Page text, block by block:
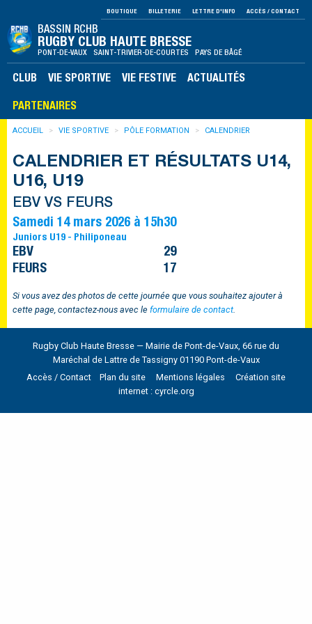
BOUTIQUE BILLETERIE LETTRE D'INFO ACCÈS / CONTACT
BASSIN RCHB
RUGBY CLUB HAUTE BRESSE
PONT-DE-VAUX SAINT-TRIVIER-DE-COURTES PAYS DE BÂGÉ
CLUB VIE SPORTIVE VIE FESTIVE ACTUALITÉS
PARTENAIRES
ACCUEIL VIE SPORTIVE PÔLE FORMATION CALENDRIER
CALENDRIER ET RÉSULTATS U14,
U16, U19
EBV VS FEURS
Samedi 14 mars 2026 à 15h30
Juniors U19 - Philiponeau
EBV
29
FEURS
17
Si vous avez des photos de cette journée que vous souhaitez ajouter à
cette page, contactez-nous avec le formulaire de contact
Rugby Club Haute Bresse — Mairie de Pont-de-Vaux, 66 rue du
Maréchal de Lattre de Tassigny 01190 Pont-de-Vaux
Accès / Contact
Plan du site Mentions légales
Création site
internet : cyrcle.org